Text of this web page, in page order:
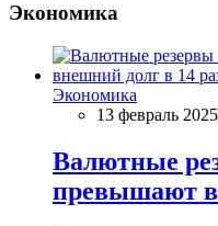
Экономика
Экономика
13 февраль
Валютные
превышают